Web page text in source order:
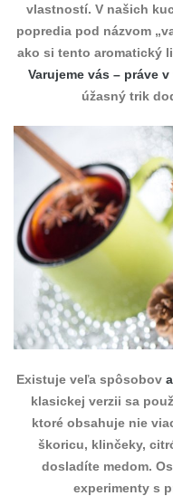
vlastností. V našich
popredia pod názvom
ako si tento aromatický
Varujeme vás – práve
úžasný trik
Existuje veľa spôsobov
klasickej verzii sa
ktoré obsahuje nie
škoricu, klinčeky,
dosladíte medom.
experimenty s